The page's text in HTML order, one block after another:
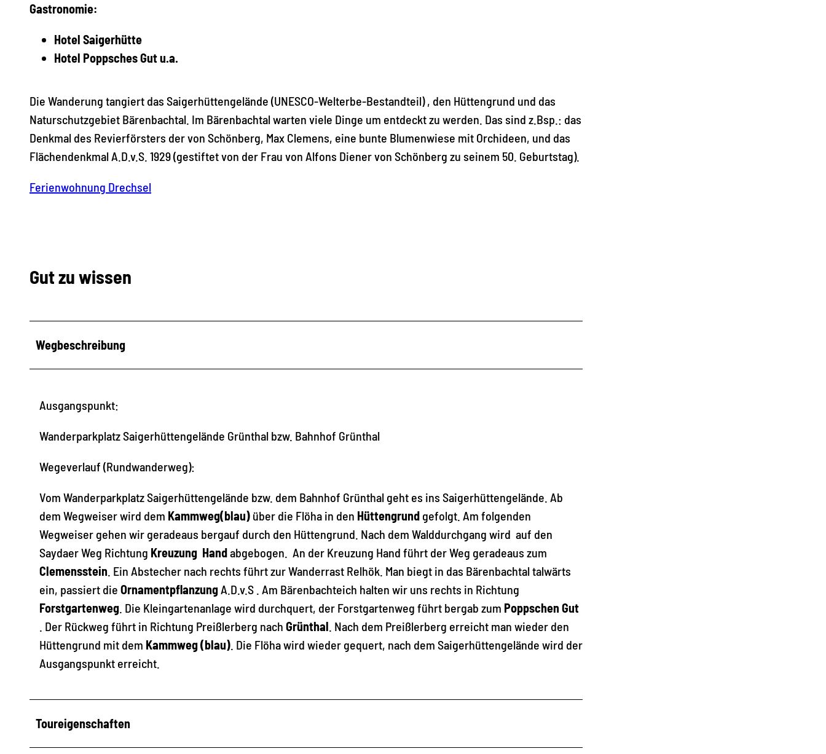
Gastronomie:
Hotel Saigerhütte
Hotel Poppsches Gut u.a.
Die Wanderung tangiert das Saigerhüttengelände (UNESCO-Welterbe-Bestandteil) , den Hüttengrund und das
Naturschutzgebiet Bärenbachtal. Im Bärenbachtal warten viele Dinge um entdeckt zu werden. Das sind z.Bsp.: das
Denkmal des Revierförsters der von Schönberg, Max Clemens, eine bunte Blumenwiese mit Orchideen, und das
Flächendenkmal A.D.v.S. 1929 (gestiftet von der Frau von Alfons Diener von Schönberg zu seinem 50. Geburtstag).
Ferienwohnung Drechsel
Gut zu wissen
Wegbeschreibung
Ausgangspunkt:
Wanderparkplatz Saigerhüttengelände Grünthal bzw. Bahnhof Grünthal
Wegeverlauf (Rundwanderweg):
Vom Wanderparkplatz Saigerhüttengelände bzw. dem Bahnhof Grünthal geht es ins Saigerhüttengelände. Ab
dem Wegweiser wird dem Kammweg(blau) über die Flöha in den Hüttengrund gefolgt. Am folgenden
Wegweiser gehen wir geradeaus bergauf durch den Hüttengrund. Nach dem Walddurchgang wird auf den
Saydaer Weg Richtung Kreuzung Handabgebogen. An der Kreuzung Hand führt der Weg geradeaus zum
Clemensstein . Ein Abstecher nach rechts führt zur Wanderrast Relhök. Man biegt in das Bärenbachtal talwärts
ein, passiert die Ornamentpflanzung A.D.v.S . Am Bärenbachteich halten wir uns rechts in Richtung
Forstgartenweg . Die Kleingartenanlage wird durchquert, der Forstgartenweg führt bergab zum Poppschen Gut
. Der Rückweg führt in Richtung Preißlerberg nach Grünthal . Nach dem Preißlerberg erreicht man wieder den
Hüttengrund mit dem Kammweg (blau) . Die Flöha wird wieder gequert, nach dem Saigerhüttengelände wird der
Ausgangspunkt erreicht.
Toureigenschaften